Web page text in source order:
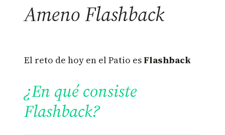
Ameno Flashback
El reto de hoy en el Patio esFlashback
¿En qué consiste
Flashback?